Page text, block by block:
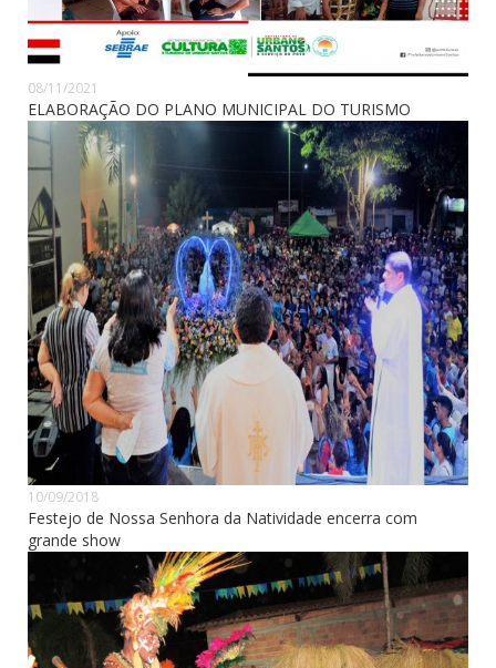
08/11/2021
ELABORAÇÃO DO PLANO MUNICIPAL DO TURISMO
10/09/2018
Festejo de Nossa Senhora da Natividade encerra com
grande show